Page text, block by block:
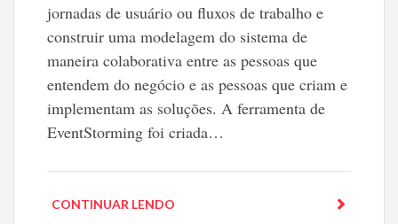
jornadas de usuário ou fluxos de trabalho e
construir uma modelagem do sistema de
maneira colaborativa entre as pessoas que
entendem do negócio e as pessoas que criam e
implementam as soluções. A ferramenta de
EventStorming foi criada…
CONTINUAR LENDO